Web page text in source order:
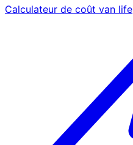
Calculateur de coût van life